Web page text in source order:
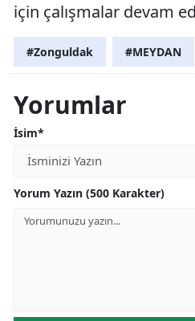
için çalışmalar devam
#Zonguldak #MEYDAN
Yorumlar
İsim*
Yorum Yazın (500 Karakter)